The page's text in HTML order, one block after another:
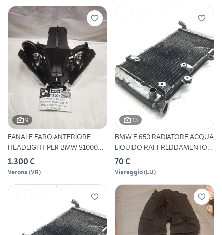
9
FANALE FARO ANTERIORE
HEADLIGHT PER BMW S1000
RR 2
1.300 €
Verona (VR)
13
BMW F 650 RADIATORE ACQUA
LIQUIDO RAFFREDDAMENTO
M
70 €
Viareggio(LU)